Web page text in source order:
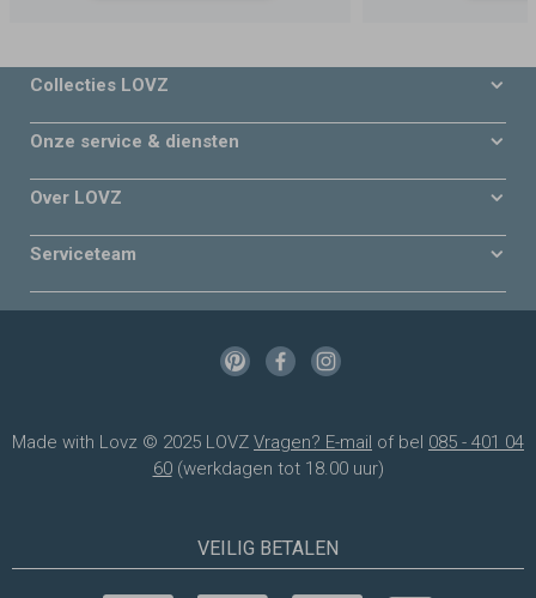
Collecties LOVZ
Onze service & diensten
Over LOVZ
Serviceteam
Made with Lovz © 2025 LOVZ Vragen? E-mail of bel 085 - 401 04
60(werkdagen tot 18.00 uur)
VEILIG BETALEN